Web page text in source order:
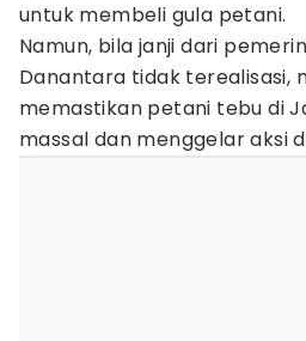
untuk membeli gula petani.
Namun, bila janji dari
Danantara tidak terealisasi,
memastikan petani tebu di
massal dan menggelar aksi